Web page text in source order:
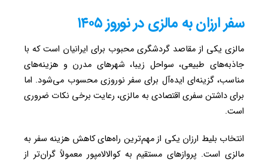
سفر ارزان به مالزی در نوروز ۱۴۰۵
مالزی یکی از مقاصد گردشگری محبوب برای ایرانیان است که با
جاذبه‌های طبیعی، سواحل زیبا، شهرهای مدرن و هزینه‌های
مناسب، گزینه‌ای ایده‌آل برای سفر نوروزی محسوب می‌شود. اما
برای داشتن سفری اقتصادی به مالزی، رعایت برخی نکات ضروری
است.
انتخاب بلیط ارزان یکی از مهم‌ترین راه‌های کاهش هزینه سفر به
مالزی است. پروازهای مستقیم به کوالالامپور معمولاً گران‌تر از